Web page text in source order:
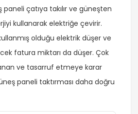
çatıya takılır ve güneşten
kullanarak elektriğe çevirir.
olduğu elektrik düşer ve
fatura miktarı da düşer. Çok
ve tasarruf etmeye karar
paneli taktırması daha doğru